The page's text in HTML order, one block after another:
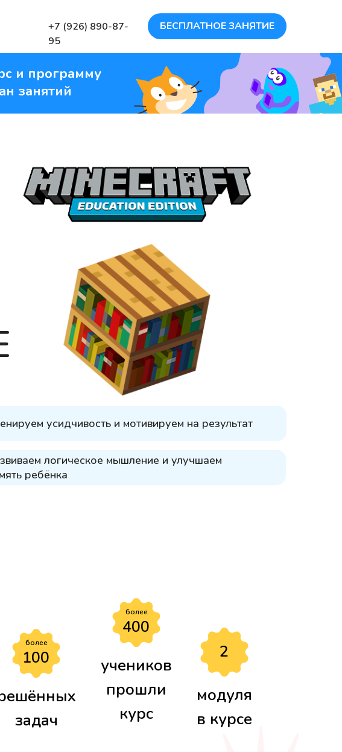
+7 (926) 890-87-
95
БЕСПЛАТНОЕ ЗАНЯТИЕ
и программу
занятий
логическое мышление и улучшаем
ребёнка
усидчивость и мотивируем на результат
2
модуля
в курсе
более
400
учеников
прошли
курс
более
100
задач